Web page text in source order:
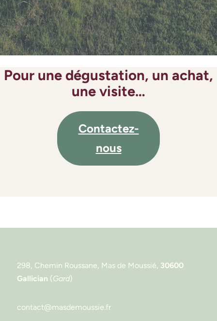
Pour une dégustation, un achat,
une visite…
Contactez-
nous
298, Chemin Roussane, Mas de Moussié, 30600
Gallician (Gard)
contact@masdemoussie.fr